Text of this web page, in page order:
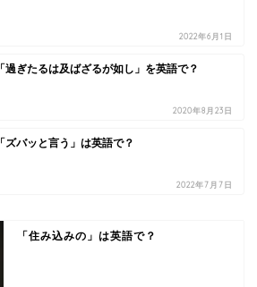
2022年6月1日
「過ぎたるは及ばざるが如し」を英語で？
2020年8月23日
「ズバッと言う」は英語で？
2022年7月7日
「住み込みの」は英語で？